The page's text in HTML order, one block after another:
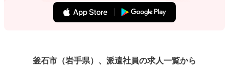
釜石市（岩手県）、派遣社員の求人一覧から